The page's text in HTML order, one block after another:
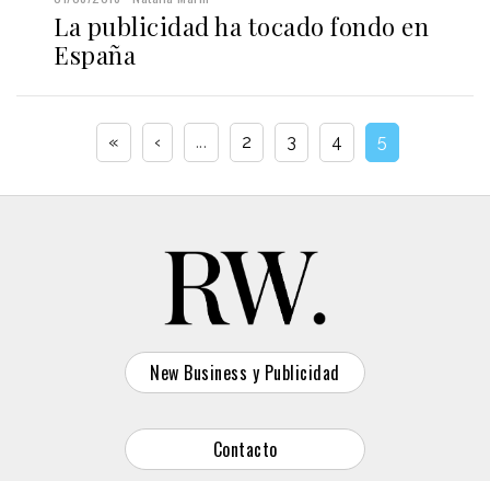
La publicidad ha tocado fondo en
España
« ‹ ... 2 3 4 5
New Business y Publicidad
Contacto